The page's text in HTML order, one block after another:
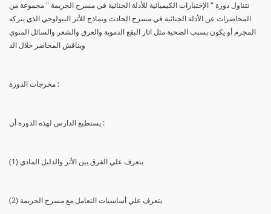
تتناول دورة " الإختبارات الكيميائية للأدلة الجنائية في مسرح الجريمة " مجموعة من
المحاضرات عن الأدلة الجنائية في مسرح الحادث ونماذج للأثر البيولوجي الذي يتركه
المجرم أو يكون بسبب الضحية مثل اثار البقع الدموية والعرق والشعر والسائل المنوي
ويناقش المحاضر خلال الد
مخرجات الدورة :
يستطيع الدارس لهذه الدورة أن :
(1) يتعرف علي الفرق بين الأثر والدليل المادي
(2) يتعرف علي أساسيات التعامل مع مسرح الجريمة